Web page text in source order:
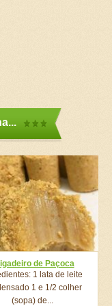
de Paçoca
1 lata de leite
1 e 1/2 colher
(sopa) de...